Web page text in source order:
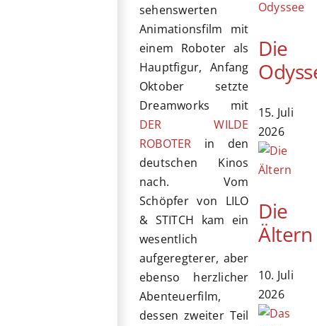
sehenswerten
Animationsfilm mit
einem Roboter als
Hauptfigur, Anfang
Oktober setzte
Dreamworks mit
DER WILDE
ROBOTER in den
deutschen Kinos
nach. Vom
Schöpfer von LILO
& STITCH kam ein
wesentlich
aufgeregterer, aber
ebenso herzlicher
Abenteuerfilm,
dessen zweiter Teil
Die
15. Juli
2026
Die
Ältern
10. Juli
2026